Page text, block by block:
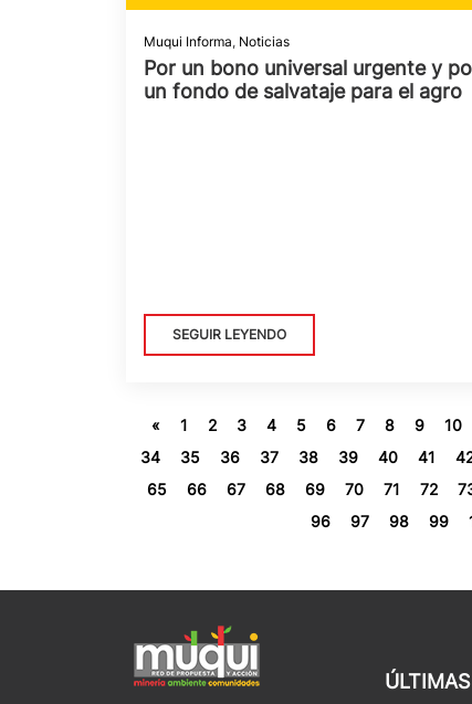
Muqui Informa, Noticias
Por un bono universal urgente y
un fondo de salvataje para el agro
SEGUIR LEYENDO
« 1 2 3 4 5 6 7 8 9 10
34
35 36 37 38 39 40 41
65
66 67 68 69 70 71 72
96
97 98 99